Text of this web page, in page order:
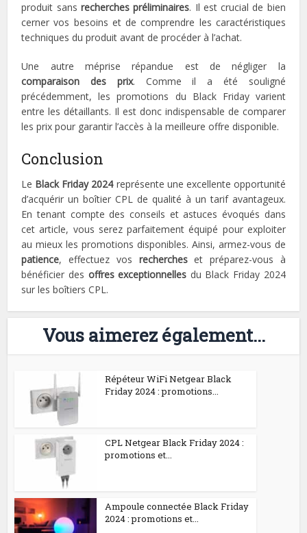
produit sans recherches préliminaires. Il est crucial de bien
cerner vos besoins et de comprendre les caractéristiques
techniques du produit avant de procéder à l’achat.
Une autre méprise répandue est de négliger la
comparaison des prix. Comme il a été souligné
précédemment, les promotions du Black Friday varient
entre les détaillants. Il est donc indispensable de comparer
les prix pour garantir l’accès à la meilleure offre disponible.
Conclusion
Le Black Friday 2024représente une excellente opportunité
d’acquérir un boîtier CPL de qualité à un tarif avantageux.
En tenant compte des conseils et astuces évoqués dans
cet article, vous serez parfaitement équipé pour exploiter
au mieux les promotions disponibles. Ainsi, armez-vous de
patience, effectuez vos rechercheset préparez-vous à
bénéficier des offres exceptionnelles du Black Friday 2024
sur les boîtiers CPL.
Vous aimerez également...
Répéteur WiFi Netgear Black
Friday 2024 : promotions...
CPL Netgear Black Friday 2024 :
promotions et...
Ampoule connectée Black Friday
2024 : promotions et...